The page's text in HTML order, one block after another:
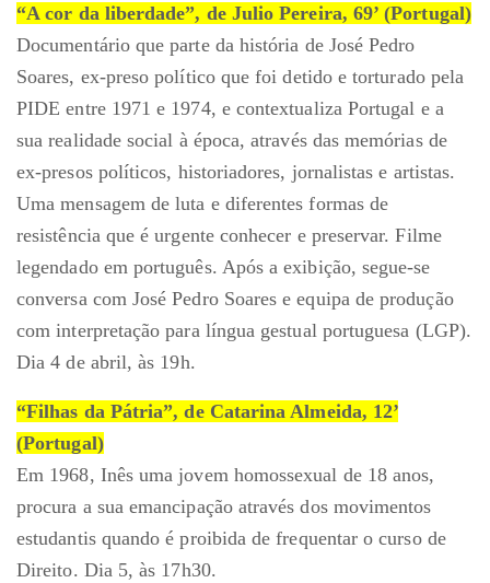
“A cor da liberdade”, de Julio Pereira, 69’ (Portugal)
Documentário que parte da história de José Pedro
Soares, ex-preso político que foi detido e torturado pela
PIDE entre 1971 e 1974, e contextualiza Portugal e a
sua realidade social à época, através das memórias de
ex-presos políticos, historiadores, jornalistas e artistas.
Uma mensagem de luta e diferentes formas de
resistência que é urgente conhecer e preservar. Filme
legendado em português. Após a exibição, segue-se
conversa com José Pedro Soares e equipa de produção
com interpretação para língua gestual portuguesa (LGP).
Dia 4 de abril, às 19h.
“Filhas da Pátria”, de Catarina Almeida, 12’
(Portugal)
Em 1968, Inês uma jovem homossexual de 18 anos,
procura a sua emancipação através dos movimentos
estudantis quando é proibida de frequentar o curso de
Direito. Dia 5, às 17h30.